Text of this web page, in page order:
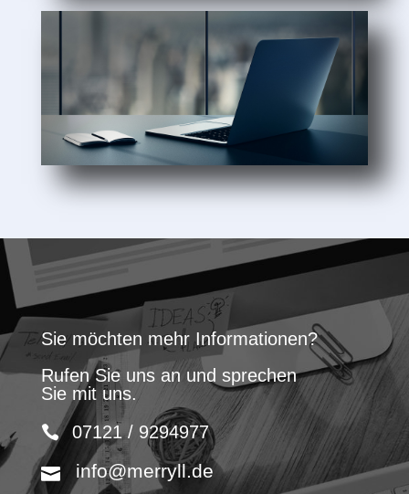
Sie möchten mehr Informationen?
Rufen Sie uns an und sprechen
Sie mit uns.
07121 / 9294977
info@merryll.de